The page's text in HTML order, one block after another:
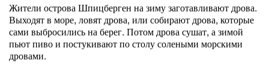
Жители острова Шпицберген на зиму заготавливают дрова.
Выходят в море, ловят дрова, или собирают дрова, которые
сами выбросились на берег. Потом дрова сушат, а зимой
пьют пиво и постукивают по столу солеными морскими
дровами.